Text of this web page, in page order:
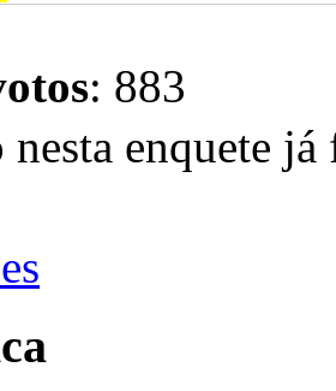
: 883
nesta enquete